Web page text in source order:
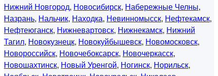
Нижний Новгород, Новосибирск, Набережные Челны,
Назрань, Нальчик, Находка, Невинномысск, Нефтекамск,
Нефтеюганск, Нижневартовск, Нижнекамск, Нижний
Тагил, Новокузнецк, Новокуйбышевск, Новомосковск,
Новороссийск, Новочебоксарск, Новочеркасск,
Новошахтинск, Новый Уренгой, Ногинск, Норильск,